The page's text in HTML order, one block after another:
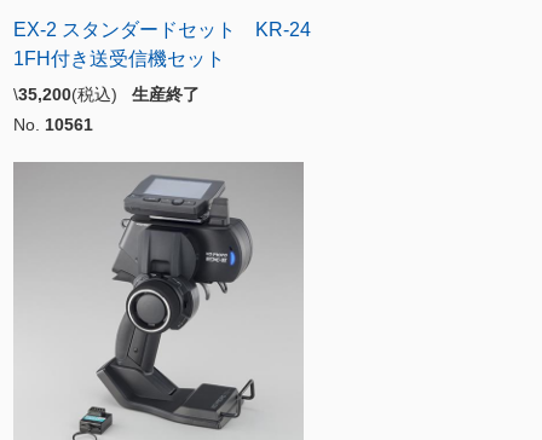
EX-2 スタンダードセット KR-24
1FH付き送受信機セット
\35,200(税込) 生産終了
No. 10561